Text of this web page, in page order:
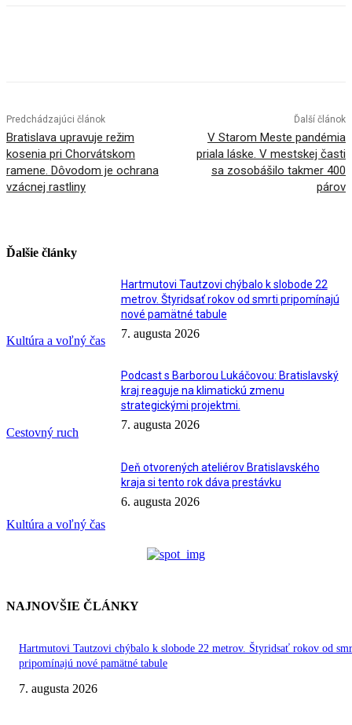
Predchádzajúci článok
Bratislava upravuje režim
kosenia pri Chorvátskom
ramene. Dôvodom je ochrana
vzácnej rastliny
Ďalší článok
V Starom Meste pandémia
priala láske. V mestskej časti
sa zosobášilo takmer 400
párov
Ďalšie články
Kultúra a voľný čas
Hartmutovi Tautzovi chýbalo k slobode 22
metrov. Štyridsať rokov od smrti pripomínajú
nové pamätné tabule
7. augusta 2026
Cestovný ruch
Podcast s Barborou Lukáčovou: Bratislavský
kraj reaguje na klimatickú zmenu
strategickými projektmi.
7. augusta 2026
Kultúra a voľný čas
Deň otvorených ateliérov Bratislavského
kraja si tento rok dáva prestávku
6. augusta 2026
NAJNOVŠIE ČLÁNKY
Hartmutovi Tautzovi chýbalo k slobode 22 metrov. Štyridsať rokov od
pripomínajú nové pamätné tabule
7. augusta 2026